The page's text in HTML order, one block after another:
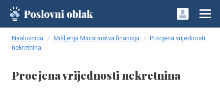
Naslovnica Mišljenja Ministarstva financija
Procjena vrijednosti
nekretnina
Procjena vrijednosti nekretnina